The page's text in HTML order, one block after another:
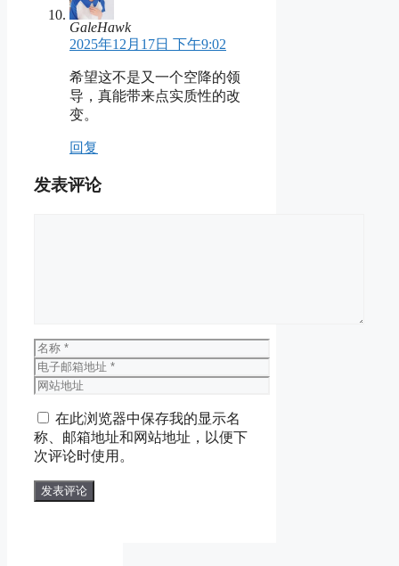
GaleHawk
2025年12月17日 下午9:02
希望这不是又一个空降的领
导，真能带来点实质性的改
变。
回复
发表评论
名
称
电
子
箱
地
址
网
地
址
在此浏览器中保存我的显示名
称、邮箱地址和网站地址，以便下
次评论时使用。